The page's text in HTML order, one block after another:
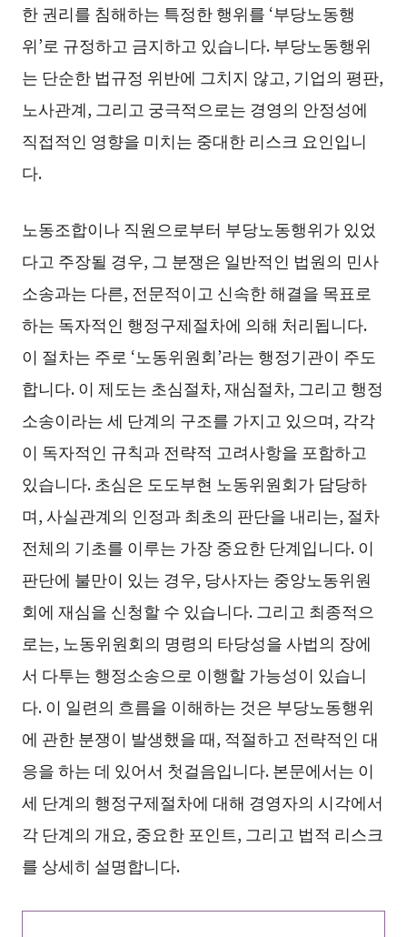
한 권리를 침해하는 특정한 행위를 ‘부당노동행
위’로 규정하고 금지하고 있습니다. 부당노동행위
는 단순한 법규정 위반에 그치지 않고, 기업의 평판,
노사관계, 그리고 궁극적으로는 경영의 안정성에
직접적인 영향을 미치는 중대한 리스크 요인입니
다.
노동조합이나 직원으로부터 부당노동행위가 있었
다고 주장될 경우, 그 분쟁은 일반적인 법원의 민사
소송과는 다른, 전문적이고 신속한 해결을 목표로
하는 독자적인 행정구제절차에 의해 처리됩니다.
이 절차는 주로 ‘노동위원회’라는 행정기관이 주도
합니다. 이 제도는 초심절차, 재심절차, 그리고 행정
소송이라는 세 단계의 구조를 가지고 있으며, 각각
이 독자적인 규칙과 전략적 고려사항을 포함하고
있습니다. 초심은 도도부현 노동위원회가 담당하
며, 사실관계의 인정과 최초의 판단을 내리는, 절차
전체의 기초를 이루는 가장 중요한 단계입니다. 이
판단에 불만이 있는 경우, 당사자는 중앙노동위원
회에 재심을 신청할 수 있습니다. 그리고 최종적으
로는, 노동위원회의 명령의 타당성을 사법의 장에
서 다투는 행정소송으로 이행할 가능성이 있습니
다. 이 일련의 흐름을 이해하는 것은 부당노동행위
에 관한 분쟁이 발생했을 때, 적절하고 전략적인 대
응을 하는 데 있어서 첫걸음입니다. 본문에서는 이
세 단계의 행정구제절차에 대해 경영자의 시각에서
각 단계의 개요, 중요한 포인트, 그리고 법적 리스크
를 상세히 설명합니다.